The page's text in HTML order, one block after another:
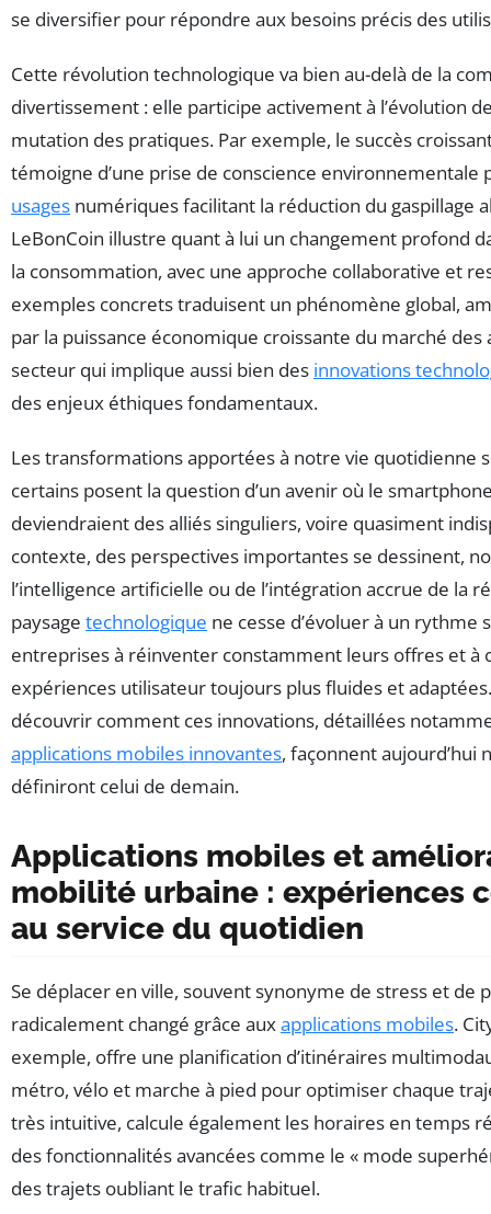
se diversifier pour répondre aux besoins précis des
Cette révolution technologique va bien au-delà de la
divertissement : elle participe activement à l’évolution
mutation des pratiques. Par exemple, le succès
témoigne d’une prise de conscience environnementale
usages numériques facilitant la réduction du gaspillage
LeBonCoin illustre quant à lui un changement profond
la consommation, avec une approche collaborative et
exemples concrets traduisent un phénomène global,
par la puissance économique croissante du marché des
secteur qui implique aussi bien des innovations
des enjeux éthiques fondamentaux.
Les transformations apportées à notre vie quotidienne
certains posent la question d’un avenir où le
deviendraient des alliés singuliers, voire quasiment
contexte, des perspectives importantes se dessinent,
l’intelligence artificielle ou de l’intégration accrue de la
paysage technologique ne cesse d’évoluer à un rythme
entreprises à réinventer constamment leurs offres et à
expériences utilisateur toujours plus fluides et adaptées.
découvrir comment ces innovations, détaillées
applications mobiles innovantes, façonnent aujourd’hui
définiront celui de demain.
Applications mobiles et
mobilité urbaine : expériences
au service du quotidien
Se déplacer en ville, souvent synonyme de stress et de
radicalement changé grâce auxapplications mobiles.
exemple, offre une planification d’itinéraires
métro, vélo et marche à pied pour optimiser chaque
très intuitive, calcule également les horaires en temps
des fonctionnalités avancées comme le « mode
des trajets oubliant le trafic habituel.